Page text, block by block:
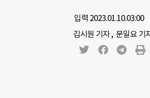
입력 2023.01.10.03:00
김시원 기자, 문일요 기